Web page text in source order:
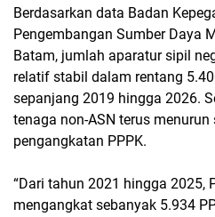
Berdasarkan data Badan
Pengembangan Sumber Daya
Batam, jumlah aparatur sipil
relatif stabil dalam rentang
sepanjang 2019 hingga 2026.
tenaga non-ASN terus menurun
pengangkatan PPPK.
“Dari tahun 2021 hingga 2025,
mengangkat sebanyak 5.934